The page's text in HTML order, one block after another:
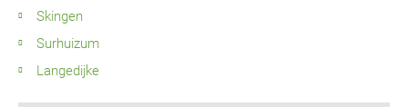
Skingen
Surhuizum
Langedijke